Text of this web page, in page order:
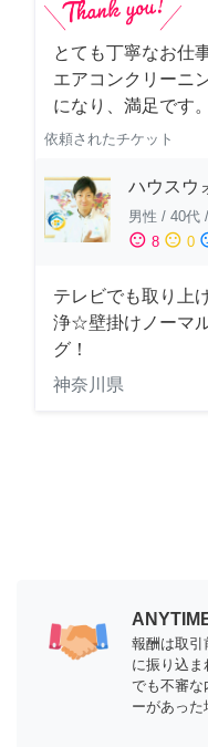
とても丁寧なお仕
エアコンクリーニ
になり、満足です
依頼されたチケット
ハウスウ
男性 / 40代 /
sentiment_satisfied 8 sentiment_neutral 0
テレビでも取り上
浄☆壁掛けノーマ
グ！
神奈川県
報酬は取引
に振り込ま
でも不審な
ーがあった